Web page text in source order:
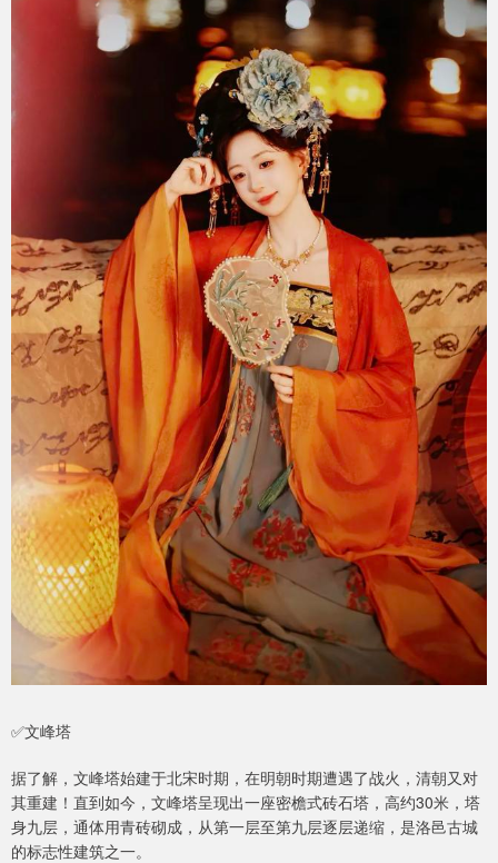
✅文峰塔
据了解，文峰塔始建于北宋时期，在明朝时期遭遇了战火，清朝又对
其重建！直到如今，文峰塔呈现出一座密檐式砖石塔，高约30米，塔
身九层，通体用青砖砌成，从第一层至第九层逐层递缩，是洛邑古城
的标志性建筑之一。